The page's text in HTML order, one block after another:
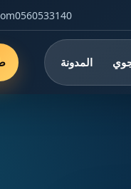
0560533140
المدونة